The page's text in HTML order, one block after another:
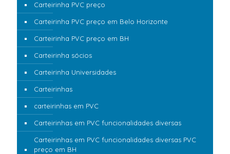
Carteirinha PVC preço
Carteirinha PVC preço em Belo Horizonte
Carteirinha PVC preço em BH
Carteirinha sócios
Carteirinha Universidades
Carteirinhas
carteirinhas em PVC
Carteirinhas em PVC funcionalidades diversas
Carteirinhas em PVC funcionalidades diversas PVC
preço em BH